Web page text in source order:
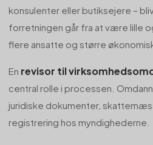
konsulenter eller butiksejere –
forretningen går fra at være lille
flere ansatte og større
En revisor til
central rolle i processen.
juridiske dokumenter,
registrering hos myndighederne.